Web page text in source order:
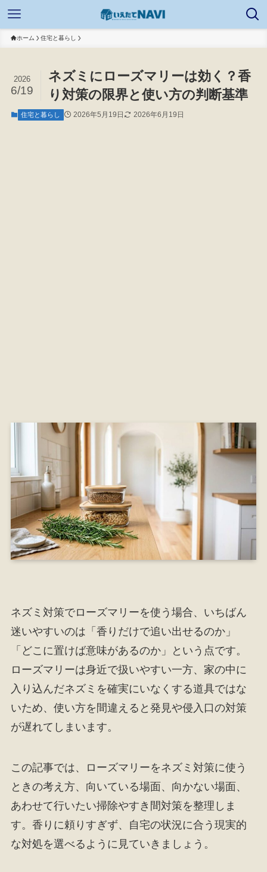
ホーム 住宅と暮らし
ネズミにローズマリーは効く？香
り対策の限界と使い方の判断基準
2026
6/19
住宅と暮らし 2026年5月19日 2026年6月19日
ネズミ対策でローズマリーを使う場合、いちばん
迷いやすいのは「香りだけで追い出せるのか」
「どこに置けば意味があるのか」という点です。
ローズマリーは身近で扱いやすい一方、家の中に
入り込んだネズミを確実にいなくする道具ではな
いため、使い方を間違えると発見や侵入口の対策
が遅れてしまいます。
この記事では、ローズマリーをネズミ対策に使う
ときの考え方、向いている場面、向かない場面、
あわせて行いたい掃除やすき間対策を整理しま
す。香りに頼りすぎず、自宅の状況に合う現実的
な対処を選べるように見ていきましょう。